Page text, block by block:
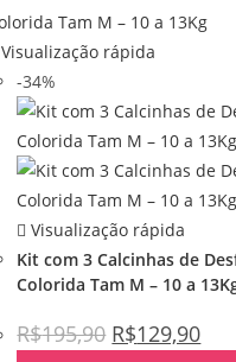
Visualização rápida
-34%
Visualização rápida
Kit com 3 Calcinhas de
Colorida Tam M – 10 a
R$195,90 R$129,90